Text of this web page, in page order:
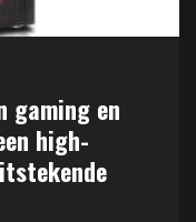
gaming en
high-